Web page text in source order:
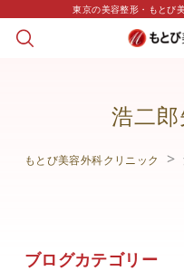
東京の美容整形・もとび
浩二
もとび美容外科クリニック
ブログカテゴリー